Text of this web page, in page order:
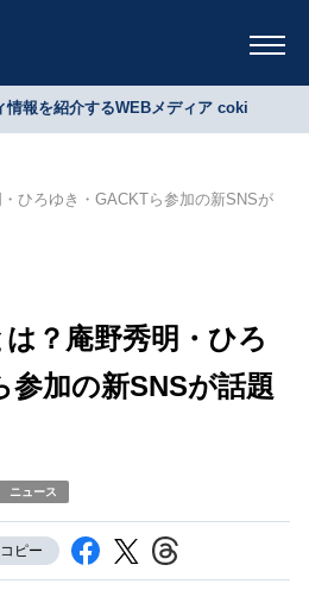
情報を紹介するWEBメディア coki
ひろゆき・GACKTら参加の新SNSが
は？庵野秀明・ひろ
参加の新SNSが話題
ニュース
ピー